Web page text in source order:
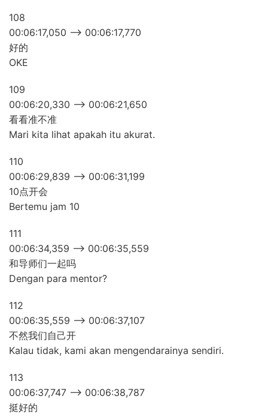
108
00:06:17,050 –> 00:06:17,770
好的
OKE
109
00:06:20,330 –> 00:06:21,650
看看准不准
Mari kita lihat apakah itu akurat.
110
00:06:29,839 –> 00:06:31,199
10点开会
Bertemu jam 10
111
00:06:34,359 –> 00:06:35,559
和导师们一起吗
Dengan para mentor?
112
00:06:35,559 –> 00:06:37,107
不然我们自己开
Kalau tidak, kami akan mengendarainya sendiri.
113
00:06:37,747 –> 00:06:38,787
挺好的